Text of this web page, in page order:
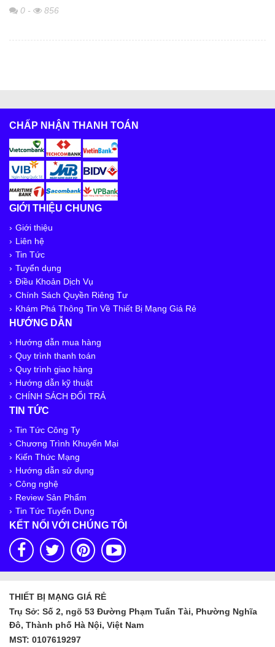
0 - 856
CHẤP NHẬN THANH TOÁN
GIỚI THIỆU CHUNG
Giới thiệu
Liên hệ
Tin Tức
Tuyển dụng
Điều Khoản Dịch Vụ
Chính Sách Quyền Riêng Tư
Khám Phá Thông Tin Về Thiết Bị Mạng Giá Rẻ
HƯỚNG DẪN
Hướng dẫn mua hàng
Quy trình thanh toán
Quy trình giao hàng
Hướng dẫn kỹ thuật
CHÍNH SÁCH ĐỔI TRẢ
TIN TỨC
Tin Tức Công Ty
Chương Trình Khuyến Mại
Kiến Thức Mạng
Hướng dẫn sử dụng
Công nghệ
Review Sản Phẩm
Tin Tức Tuyển Dụng
KẾT NỐI VỚI CHÚNG TÔI
THIẾT BỊ MẠNG GIÁ RẺ
Trụ Sở: Số 2, ngõ 53 Đường Phạm Tuấn Tài, Phường Nghĩa
Đô, Thành phố Hà Nội, Việt Nam
MST: 0107619297